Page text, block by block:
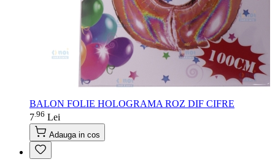
BALON FOLIE HOLOGRAMA ROZ DIF CIFRE
7 96 Lei
Adauga in cos